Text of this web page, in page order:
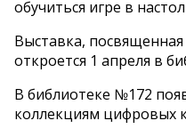
обучиться игре в
Выставка,
откроется 1 апреля в
В библиотеке №172
коллекциям цифровых